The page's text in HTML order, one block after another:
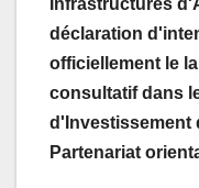
déclaration
officiellement le
consultatif dans
d'Investissement
Partenariat